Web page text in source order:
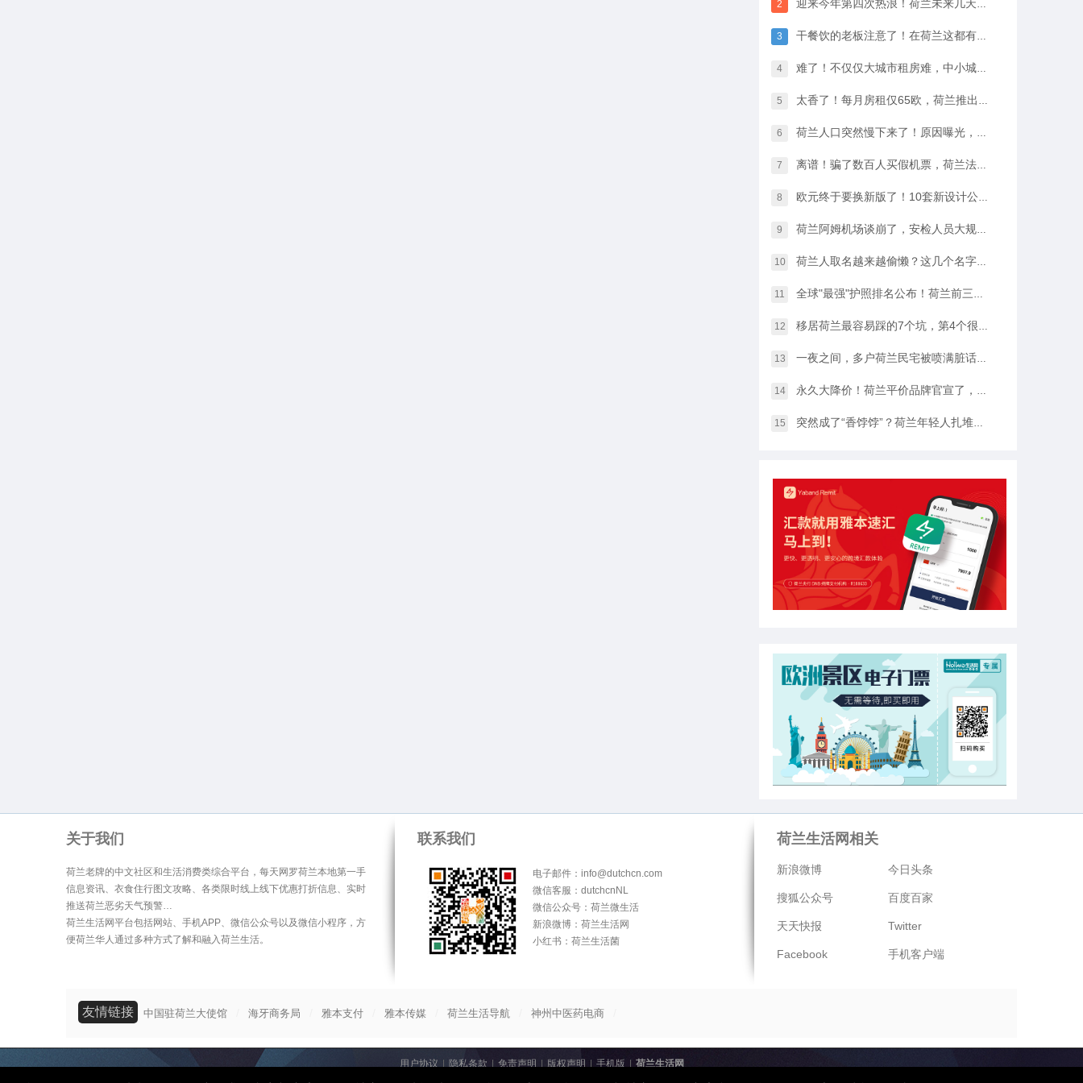
2 迎来今年第四次热浪！荷兰未来几天最高33℃，八月中开始…
3 干餐饮的老板注意了！在荷兰这都有人偷，全过程很淡定
4 难了！不仅仅大城市租房难，中小城市的房租开始暴涨
5 太香了！每月房租仅65欧，荷兰推出学生住宿优惠福利…
6 荷兰人口突然慢下来了！原因曝光，不是因为没人生孩子
7 离谱！骗了数百人买假机票，荷兰法院竟然没判他坐牢
8 欧元终于要换新版了！10套新设计公布，你最喜欢哪一款？
9 荷兰阿姆机场谈崩了，安检人员大规模停工越来越近…
10 荷兰人取名越来越偷懒？这几个名字几乎满大街都是
11 全球"最强"护照排名公布！荷兰前三，中国护照进步很大
12 移居荷兰最容易踩的7个坑，第4个很多人都会中招…
13 一夜之间，多户荷兰民宅被喷满脏话，只因支持难民…
14 永久大降价！荷兰平价品牌官宣了，将硬扛Temu和SHEIN
15 突然成了“香饽饽”？荷兰年轻人扎堆当老师，发生了什么？
关于我们
荷兰老牌的中文社区和生活消费类综合平台，每天网罗荷兰本地第一手
信息资讯、衣食住行图文攻略、各类限时线上线下优惠打折信息、实时
推送荷兰恶劣天气预警…
荷兰生活网平台包括网站、手机APP、微信公众号以及微信小程序，方
便荷兰华人通过多种方式了解和融入荷兰生活。
联系我们
电子邮件：info@dutchcn.com
微信客服：dutchcnNL
微信公众号：荷兰微生活
新浪微博：荷兰生活网
小红书：荷兰生活菌
荷兰生活网相关
新浪微博 今日头条
搜狐公众号 百度百家
天天快报 Twitter
Facebook 手机客户端
友情链接 中国驻荷兰大使馆 海牙商务局 雅本支付 雅本传媒 荷兰生活导航 神州中医药电商
用户协议 | 隐私条款 | 免责声明 | 版权声明 | 手机版 | 荷兰生活网
荷兰生活网 All Rights Reserved